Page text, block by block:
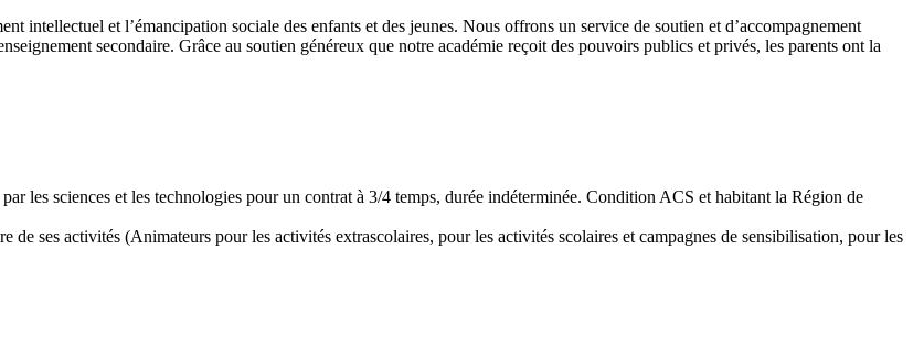
intellectuel et l’émancipation sociale des enfants et des jeunes. Nous offrons un service de soutien et d’accompagnement
secondaire. Grâce au soutien généreux que notre académie reçoit des pouvoirs publics et privés, les parents ont la
les sciences et les technologies pour un contrat à 3/4 temps, durée indéterminée. Condition ACS et habitant la Région de
de ses activités (Animateurs pour les activités extrascolaires, pour les activités scolaires et campagnes de sensibilisation, pour les